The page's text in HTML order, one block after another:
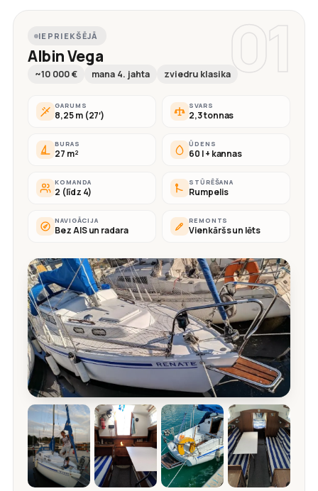
01
IEPRIEKŠĒJĀ
Albin Vega
~10 000 € mana 4. jahta zviedru klasika
GARUMS
8,25 m (27′)
SVARS
2,3 tonnas
BURAS
27 m²
ŪDENS
60 l + kannas
KOMANDA
2 (līdz 4)
STŪRĒŠANA
Rumpelis
NAVIGĀCIJA
Bez AIS un radara
REMONTS
Vienkāršs un lēts